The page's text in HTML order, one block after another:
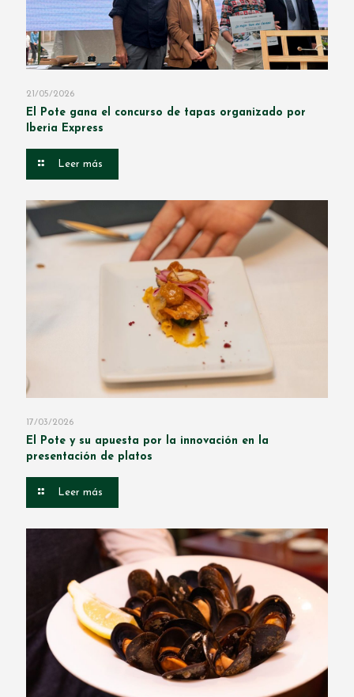
21/05/2026
El Pote gana el concurso de tapas organizado por
Iberia Express
Leer más
17/03/2026
El Pote y su apuesta por la innovación en la
presentación de platos
Leer más